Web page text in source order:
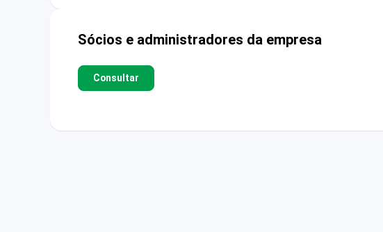
Sócios e administradores da empresa
Consultar